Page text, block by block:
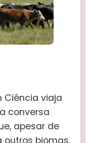
Ciência viaja
conversa
apesar de